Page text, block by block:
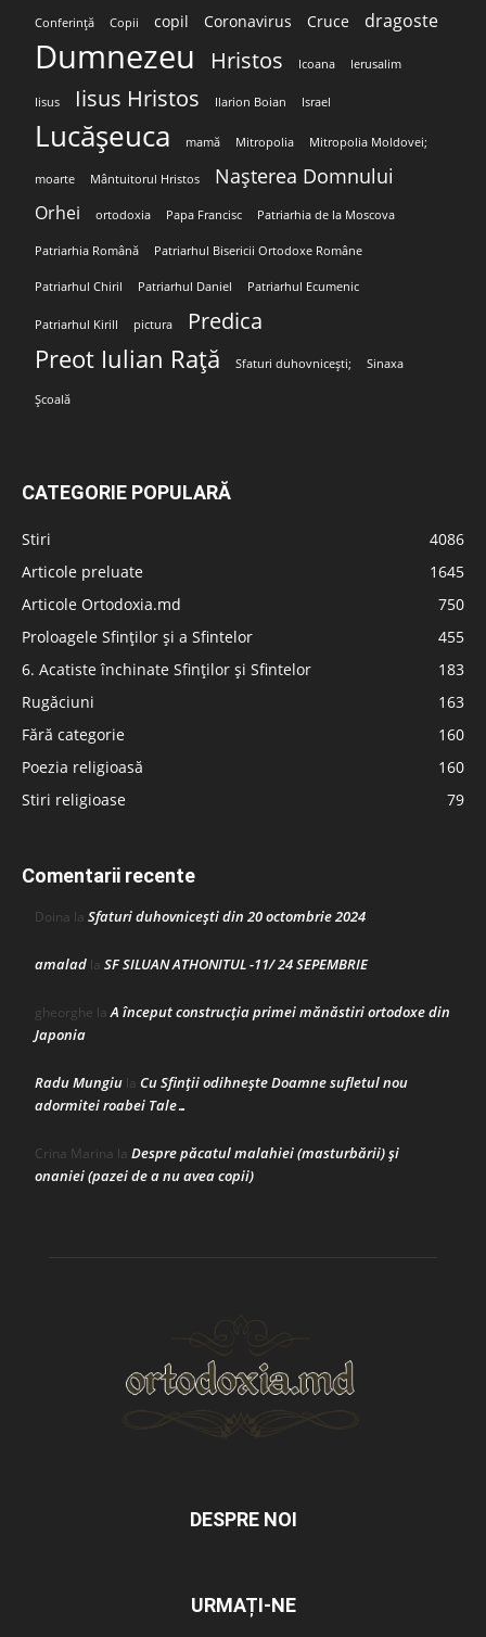
Conferință Copii copil Coronavirus Cruce dragoste
Dumnezeu Hristos Icoana Ierusalim
Iisus Iisus Hristos Ilarion Boian Israel
Lucășeuca mamă Mitropolia Mitropolia Moldovei;
moarte Mântuitorul Hristos Nașterea Domnului
Orhei ortodoxia Papa Francisc Patriarhia de la Moscova
Patriarhia Română Patriarhul Bisericii Ortodoxe Române
Patriarhul Chiril Patriarhul Daniel Patriarhul Ecumenic
Patriarhul Kirill pictura Predica
Preot Iulian Rață Sfaturi duhovnicești; Sinaxa
Școală
CATEGORIE POPULARĂ
Stiri
4086
Articole preluate
1645
Articole Ortodoxia.md
750
Proloagele Sfinților și a Sfintelor
455
6. Acatiste închinate Sfinților și Sfintelor
183
Rugăciuni
163
Fără categorie
160
Poezia religioasă
160
Stiri religioase
79
Comentarii recente
Doina la Sfaturi duhovnicești din 20 octombrie 2024
amalad la SF SILUAN ATHONITUL -11/ 24 SEPEMBRIE
gheorghe laA început construcţia primei mănăstiri ortodoxe din
Japonia
Radu Mungiu la Cu Sfinții odihnește Doamne sufletul nou
adormitei roabei Tale…
Crina Marina la Despre păcatul malahiei (masturbării) şi
onaniei (pazei de a nu avea copii)
DESPRE NOI
URMAȚI-NE